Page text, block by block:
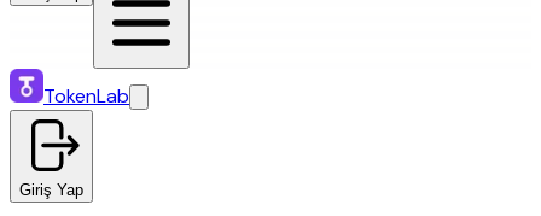
TokenLab
Giriş Yap